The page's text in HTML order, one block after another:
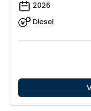
2026
Diesel